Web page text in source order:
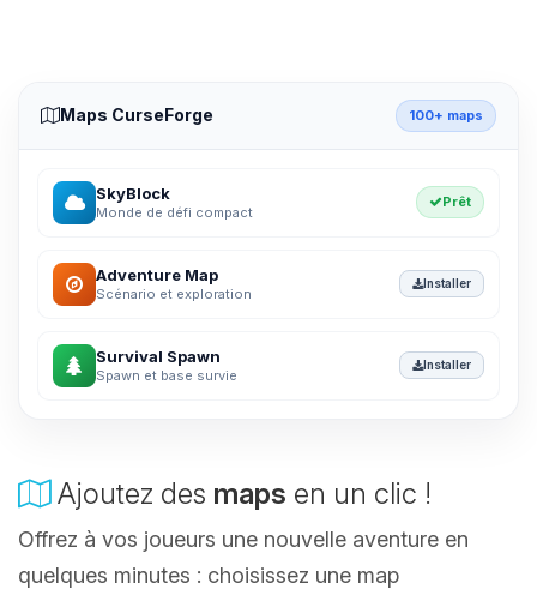
Maps CurseForge 100+ maps
SkyBlock
Monde de défi compact
Prêt
Adventure Map
Scénario et exploration
Installer
Survival Spawn
Spawn et base survie
Installer
Ajoutez des maps en un clic !
Offrez à vos joueurs une nouvelle aventure en
quelques minutes : choisissez une map